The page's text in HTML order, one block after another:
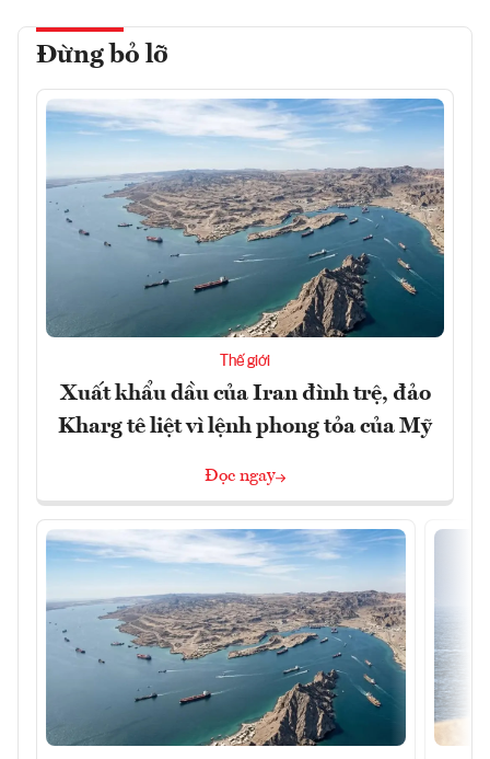
Đừng bỏ lỡ
Thế giới
Xuất khẩu dầu của Iran đình trệ, đảo
Kharg tê liệt vì lệnh phong tỏa của Mỹ
Đọc ngay